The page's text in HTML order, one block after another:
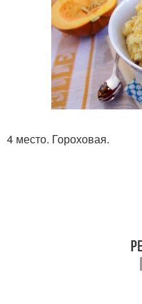
4 место. Гороховая.